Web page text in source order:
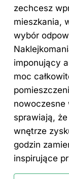
zechcesz
mieszkania,
wybór
imponujący
moc
sprawiają,
wnętrze
godzin
inspirujące